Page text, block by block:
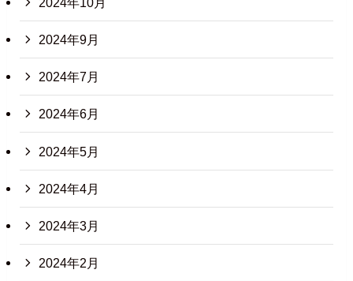
2024年9月
2024年7月
2024年6月
2024年5月
2024年4月
2024年3月
2024年2月